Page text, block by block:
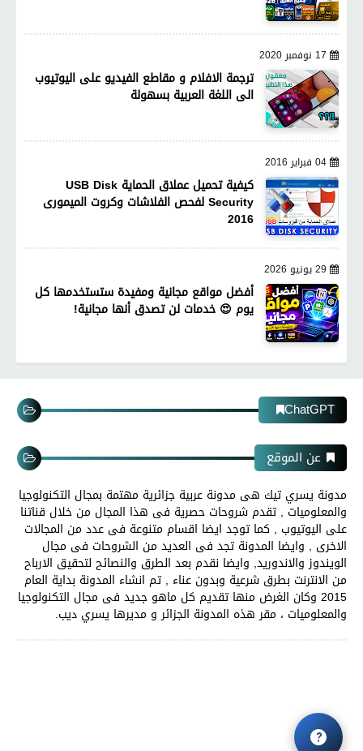
17 نوفمبر 2020
ترجمة الافلام و مقاطع الفيديو على اليوتيوب
الى اللغة العربية بسهولة
04 فبراير 2016
كيفية تحميل عملاق الحماية USB Disk
Security لفحص الفلاشات وكروت الميمورى
2016
29 يونيو 2026
أفضل مواقع مجانية ومفيدة ستستخدمها كل
يوم 😍 خدمات لن تصدق أنها مجانية!
ChatGPT
عن الموقع
مدونة يسري تيك هى مدونة عربية جزائرية مهتمة بمجال التكنولوجيا
والمعلوميات , تقدم شروحات حصرية فى هذا المجال من خلال قناتنا
على اليوتيوب , كما توجد ايضا اقسام متنوعة فى عدد من المجالات
الاخرى , وايضا المدونة تجد فى العديد من الشروحات فى مجال
الويندوز والاندوريد, وايضا نقدم بعد الطرق والنصائح لتحقيق الارباح
من الانترنت بطرق شرعية وبدون عناء , تم انشاء المدونة بداية العام
2015 وكان الغرض منها تقديم كل ماهو جديد فى مجال التكنولوجيا
والمعلوميات ، مقر هذه المدونة الجزائر و مديرها يسري ديب.